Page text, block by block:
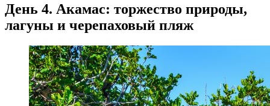
День 4. Акамас: торжество природы,
лагуны и черепаховый пляж